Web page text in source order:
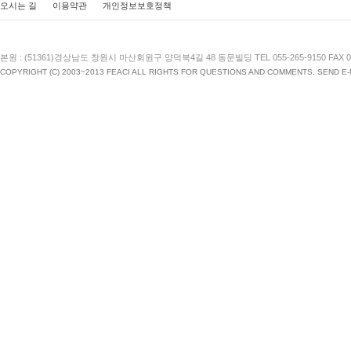
오시는 길 이용약관 개인정보보호정책
본원 : (51361)경상남도 창원시 마산회원구 양덕북4길 48 동문빌딩 TEL 055-265-9150 FAX
COPYRIGHT (C) 2003~2013 FEACI ALL RIGHTS FOR QUESTIONS AND COMMENTS. SEND